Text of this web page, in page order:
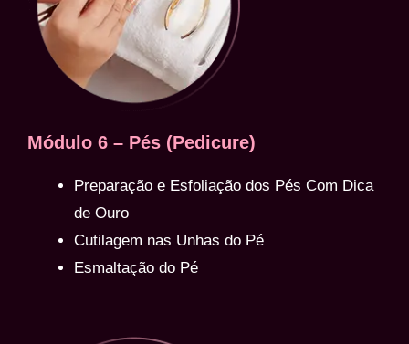
Módulo 6 – Pés (Pedicure)
Preparação e Esfoliação dos Pés Com Dica
de Ouro
Cutilagem nas Unhas do Pé
Esmaltação do Pé